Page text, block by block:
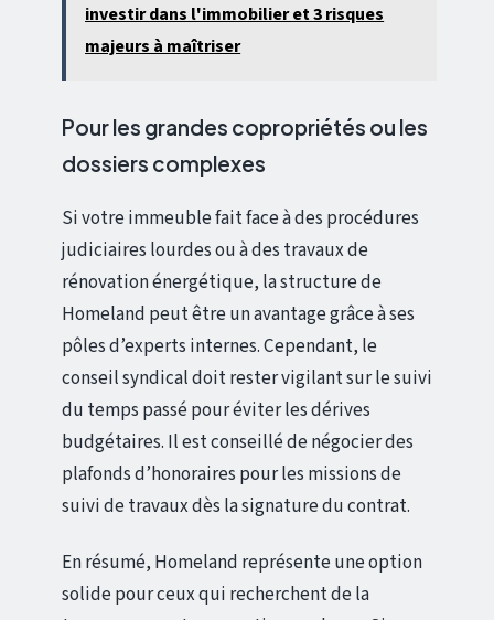
investir dans l'immobilier et 3 risques
majeurs à maîtriser
Pour les grandes copropriétés ou les
dossiers complexes
Si votre immeuble fait face à des procédures
judiciaires lourdes ou à des travaux de
rénovation énergétique, la structure de
Homeland peut être un avantage grâce à ses
pôles d’experts internes. Cependant, le
conseil syndical doit rester vigilant sur le suivi
du temps passé pour éviter les dérives
budgétaires. Il est conseillé de négocier des
plafonds d’honoraires pour les missions de
suivi de travaux dès la signature du contrat.
En résumé, Homeland représente une option
solide pour ceux qui recherchent de la